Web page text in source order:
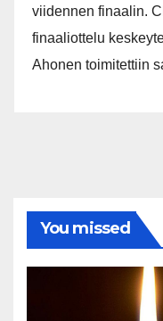
viidennen finaalin.
finaaliottelu
Ahonen toimitettiin
You missed